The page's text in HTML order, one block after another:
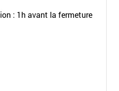
: 1h avant la fermeture